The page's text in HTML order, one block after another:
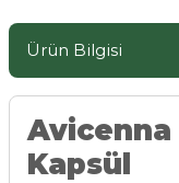
Ürün Bilgisi
Avicenna
Kapsül